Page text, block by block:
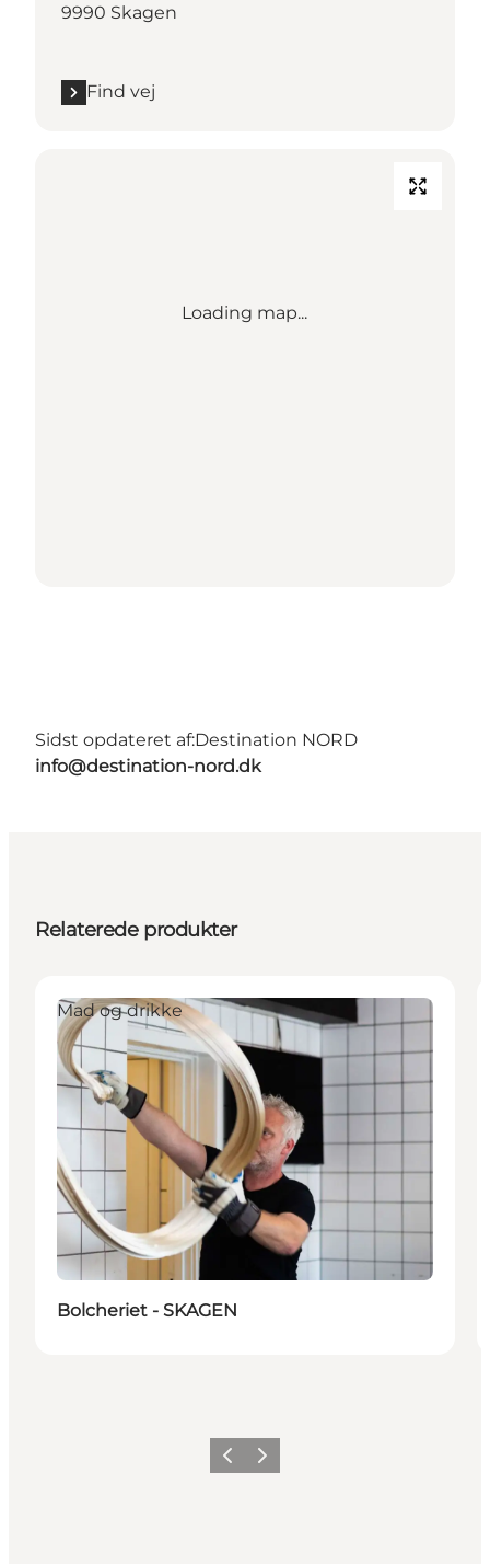
9990 Skagen
Find vej
Loading map...
Sidst opdateret af:Destination NORD
info@destination-nord.dk
Relaterede produkter
Mad og drikke
Bolcheriet - SKAGEN
ForrigeNæste